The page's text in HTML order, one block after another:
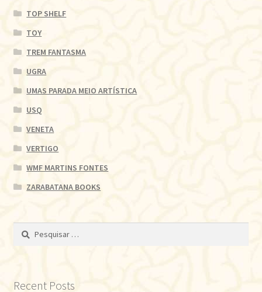
TOP SHELF
TOY
TREM FANTASMA
UGRA
UMAS PARADA MEIO ARTÍSTICA
USQ
VENETA
VERTIGO
WMF MARTINS FONTES
ZARABATANA BOOKS
Pesquisar
Recent Posts